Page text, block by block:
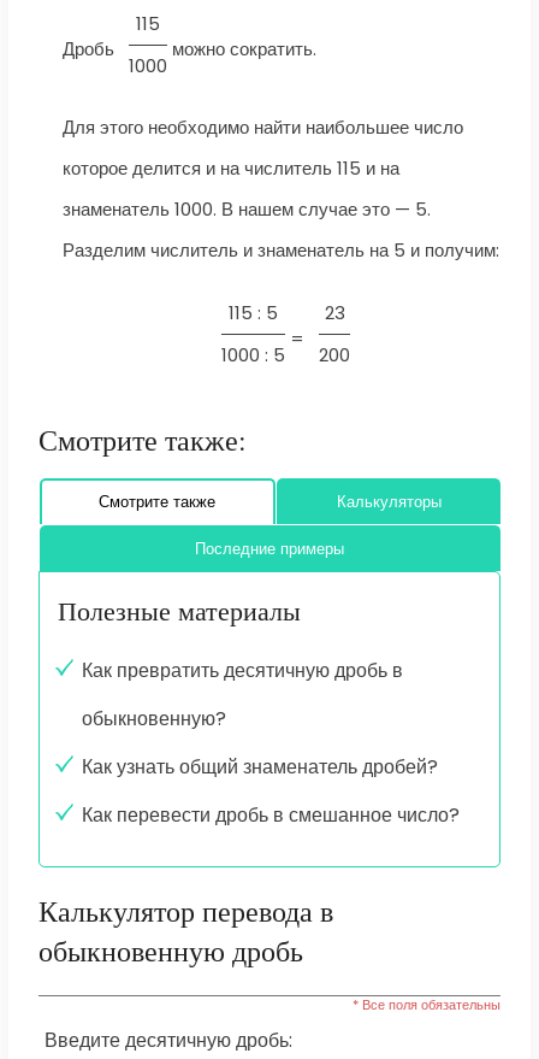
Дробь
115
1000
можно сократить.
Для этого необходимо найти наибольшее число
которое делится и на числитель 115 и на
знаменатель 1000. В нашем случае это — 5.
Разделим числитель и знаменатель на 5 и получим:
115 : 5
1000 : 5
=
23
200
Смотрите также:
Смотрите также Калькуляторы
Последние примеры
Полезные материалы
Как превратить десятичную дробь в
обыкновенную?
Как узнать общий знаменатель дробей?
Как перевести дробь в смешанное число?
Калькулятор перевода в
обыкновенную дробь
* Все поля обязательны
Введите десятичную дробь: